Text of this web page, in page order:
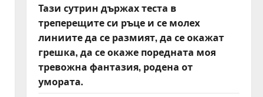
Тази сутрин държах теста в
треперещите си ръце и се молех
линиите да се размият, да се окажат
грешка, да се окаже поредната моя
тревожна фантазия, родена от
умората.